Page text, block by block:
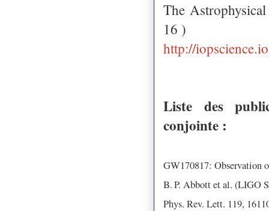
The
16 )
http://
Liste des
conjointe :
GW170817: Observation
B. P. Abbott et al. (LIGO
Phys. Rev. Lett. 119,